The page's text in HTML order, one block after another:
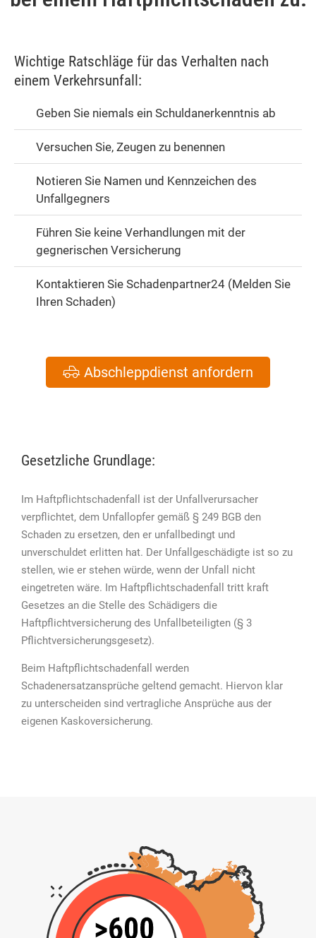
Gesetzliche Grundlage:
Im Haftpflichtschadenfall ist der Unfallverursacher
verpflichtet, dem Unfallopfer gemäß § 249 BGB den
Schaden zu ersetzen, den er unfallbedingt und
unverschuldet erlitten hat. Der Unfallgeschädigte ist so zu
stellen, wie er stehen würde, wenn der Unfall nicht
eingetreten wäre. Im Haftpflichtschadenfall tritt kraft
Gesetzes an die Stelle des Schädigers die
Haftpflichtversicherung des Unfallbeteiligten (§ 3
Pflichtversicherungsgesetz).
Beim Haftpflichtschadenfall werden
Schadenersatzansprüche geltend gemacht. Hiervon klar
zu unterscheiden sind vertragliche Ansprüche aus der
eigenen Kaskoversicherung.
Wichtige Ratschläge für das Verhalten nach
einem Verkehrsunfall:
Geben Sie niemals ein Schuldanerkenntnis ab
Versuchen Sie, Zeugen zu benennen
Notieren Sie Namen und Kennzeichen des
Unfallgegners
Führen Sie keine Verhandlungen mit der
gegnerischen Versicherung
Kontaktieren Sie Schadenpartner24 (Melden Sie
Ihren Schaden)
Abschleppdienst anfordern